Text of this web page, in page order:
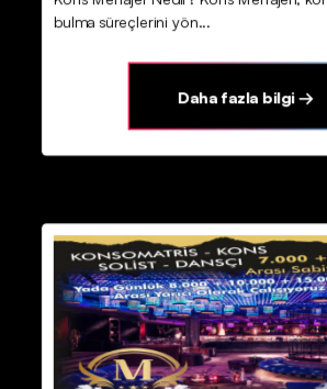
bulma süreçlerini yön...
Daha fazla bilgi →